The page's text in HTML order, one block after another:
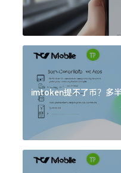
imtoken提不了币？多